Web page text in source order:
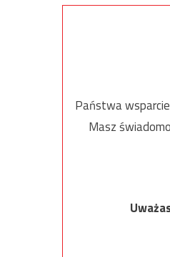
Państwa
Masz